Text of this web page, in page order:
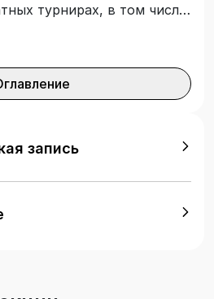
турнирах, в том числе
корону. Рассчитана на
можно просто читать, не
а партии
запись